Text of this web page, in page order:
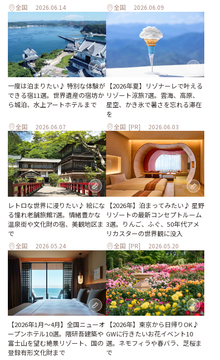
全国 2026.06.14 全国 2026.06.09
一度は泊まりたい♪ 特別な体験が
できる宿11選。世界遺産の宿坊か
ら城泊、水上アートホテルまで
全国 2026.06.07
【2026年夏】リゾナーレで叶える
リゾート涼旅7選。雲海、高原、
星空、かき氷で暑さを忘れる滞在
を
全国 [PR] 2026.06.03
レトロな世界に浸りたい♪ 絵にな
る憧れ老舗旅館7選。情緒豊かな
温泉街や文化財の宿、美観地区ま
で
全国 2026.05.24
【2026年】泊まってみたい♪ 星野
リゾートの最新コンセプトルーム
3選。りんご、ふぐ、50年代アメ
リカスターの世界観に没入
全国 [PR] 2026.05.20
【2026年1月～4月】全国ニューオ
ープンホテル10選。隈研吾建築や
富士山を望む絶景リゾート、国の
登録有形文化財まで
【2026年】東京から日帰りOK♪
GWに行きたいお花イベント10
選。ネモフィラや春バラ、芝桜ま
で